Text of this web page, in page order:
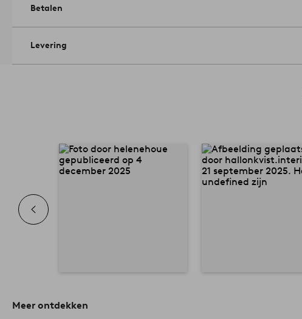
Betalen
Levering
Meer ontdekken